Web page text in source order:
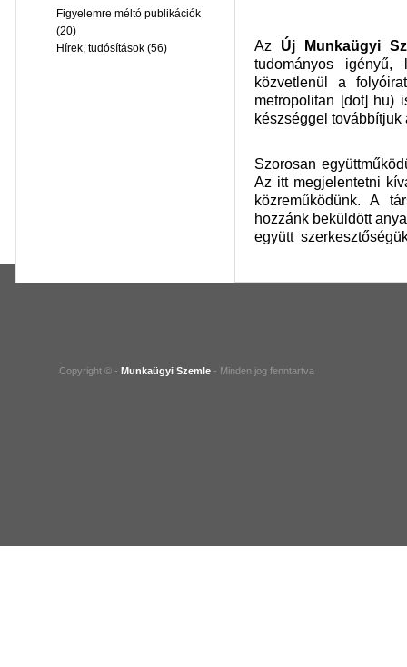
Az Új Munkaügyi
tudományos igényű,
közvetlenül a
metropolitan [dot] hu)
készséggel továbbítjuk
Szorosan
Az itt megjelentetni
közreműködünk. A
hozzánk beküldött
együtt
Figyelemre méltó publikációk
(20)
Hírek, tudósítások (56)
Copyright © - Munkaügyi Szemle - Minden jog fenntartva